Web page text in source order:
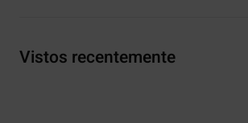
Vistos recentemente